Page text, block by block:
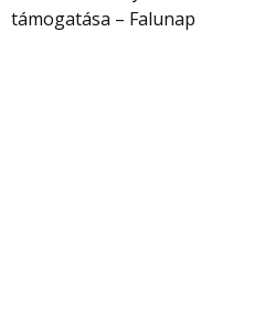
támogatása – Falunap